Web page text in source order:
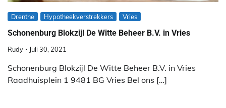
Drenthe Hypotheekverstrekkers Vries
Schonenburg Blokzijl De Witte Beheer B.V. in Vries
Rudy Juli 30, 2021
Schonenburg Blokzijl De Witte Beheer B.V. in Vries
Raadhuisplein 1 9481 BG Vries Bel ons […]